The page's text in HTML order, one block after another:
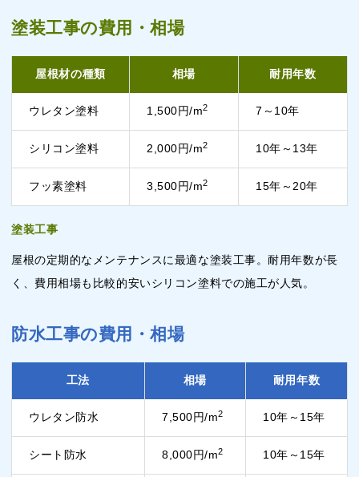
塗装工事の費用・相場
屋根材の種類 相場 耐用年数
ウレタン塗料 1,500円/m2 7～10年
シリコン塗料 2,000円/m2 10年～13年
フッ素塗料 3,500円/m2 15年～20年
塗装工事
屋根の定期的なメンテナンスに最適な塗装工事。耐用年数が長
く、費用相場も比較的安いシリコン塗料での施工が人気。
防水工事の費用・相場
工法 相場 耐用年数
ウレタン防水 7,500円/m2 10年～15年
シート防水 8,000円/m2 10年～15年